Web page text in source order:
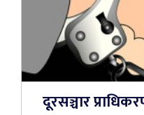
दूरसञ्चार